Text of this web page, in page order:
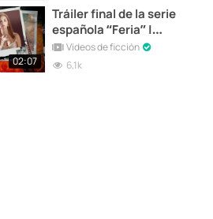
02:07
Tráiler final de la serie
española “Feria” |
Próximamente en Netflix
Vídeos de ficción
6,1k